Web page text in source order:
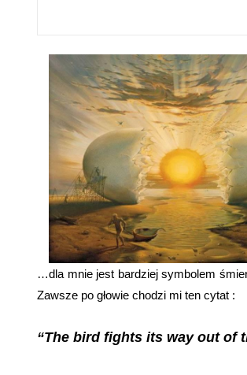
…dla mnie jest bardziej symbolem
Zawsze po głowie chodzi mi ten cytat :
“The bird fights its way out of